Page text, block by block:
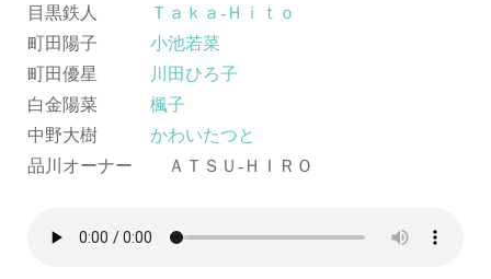
目黒鉄人
Ｔａｋａ‐Ｈｉｔｏ
町田陽子 小池若菜
町田優星 川田ひろ子
白金陽菜 楓子
中野大樹 かわいたつと
品川オーナー ＡＴＳＵ‐ＨＩＲＯ